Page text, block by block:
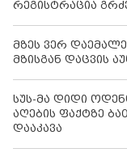
რეგისტრაცია
მზეს ვერ
მზისგან დაცვის
სუს-მა დიდი
აღების ფაქტზე
დააკავა